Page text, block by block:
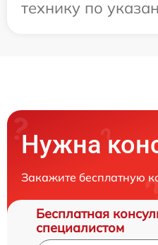
технику по
Нужна
Закажите бесплатную
Бесплатная
специалистом